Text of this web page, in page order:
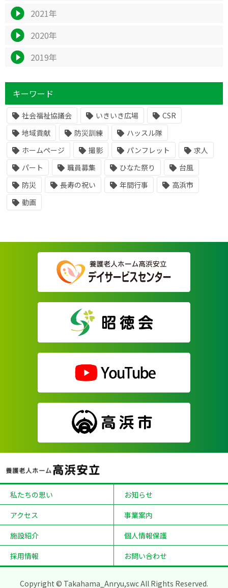
2021年
2020年
2019年
キーワード
社会福祉協議会 いきいき広場
CSR
地域貢献
防災訓練
ハッスル隊
ホームページ
撮影 パンフレット
求人
パート
職員募集 ひなた祭り
台風
防災
長寿の祝い 年間行事
高浜市
動画
私たちの思い
お知らせ
アクセス
事業案内
施設紹介
個人情報保護
採用情報
お問い合わせ
Copyright © Takahama_Anryu,swc All Rights Reserved.